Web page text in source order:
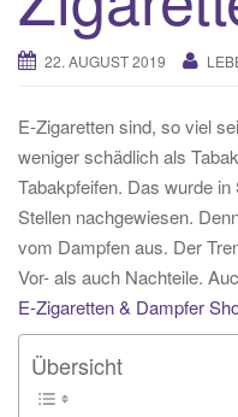
22. AUGUST 2019
E-Zigaretten sind, so viel
weniger schädlich als
Tabakpfeifen. Das wurde
Stellen nachgewiesen.
vom Dampfen aus. Der
Vor- als auch Nachteile.
E-Zigaretten & Dampfer
Übersicht